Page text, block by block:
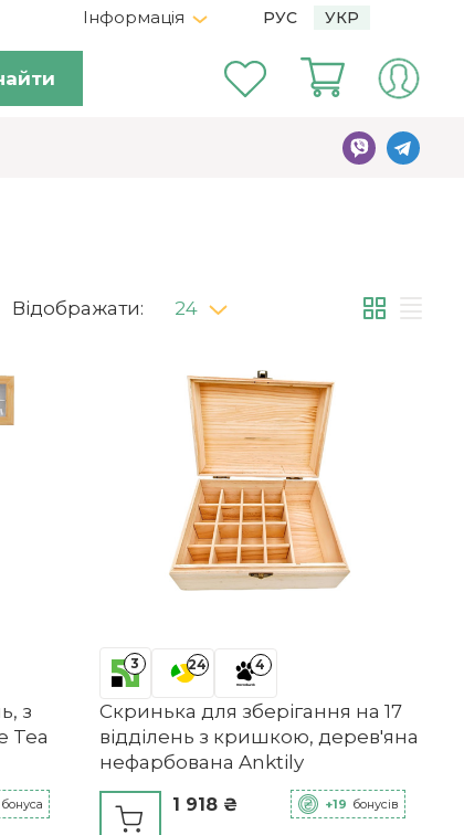
Інформація РУС УКР
Відображати: 24
з
Tea
бонуса
3 24 4
Скринька для зберігання на 17
відділень з кришкою, дерев'яна
нефарбована Anktily
1 918 ₴ +19 бонусів